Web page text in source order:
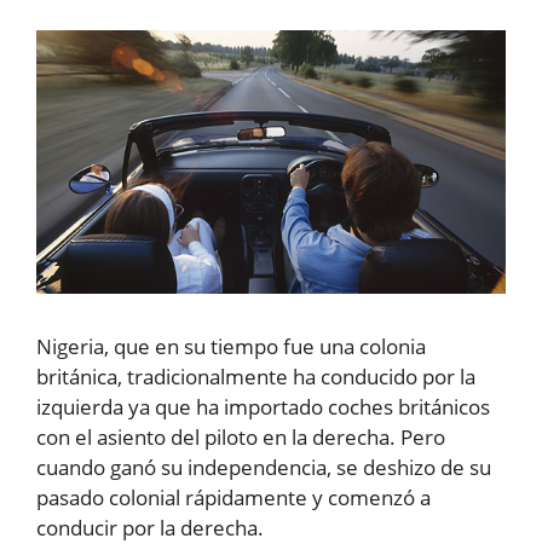
Nigeria, que en su tiempo fue una colonia
británica, tradicionalmente ha conducido por la
izquierda ya que ha importado coches británicos
con el asiento del piloto en la derecha. Pero
cuando ganó su independencia, se deshizo de su
pasado colonial rápidamente y comenzó a
conducir por la derecha.